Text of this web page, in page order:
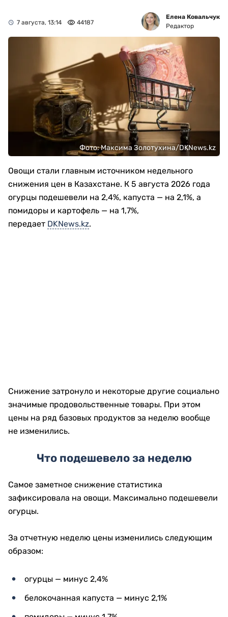
7 августа, 13:14 44187
Елена Ковальчук
Редактор
Фото: Максима Золотухина/DKNews.kz
Овощи стали главным источником недельного
снижения цен в Казахстане. К 5 августа 2026 года
огурцы подешевели на 2,4%, капуста — на 2,1%, а
помидоры и картофель — на 1,7%,
передает DKNews.kz.
Снижение затронуло и некоторые другие социально
значимые продовольственные товары. При этом
цены на ряд базовых продуктов за неделю вообще
не изменились.
Что подешевело за неделю
Самое заметное снижение статистика
зафиксировала на овощи. Максимально подешевели
огурцы.
За отчетную неделю цены изменились следующим
образом:
огурцы — минус 2,4%
белокочанная капуста — минус 2,1%